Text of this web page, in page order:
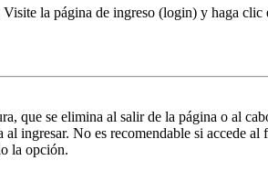
Visite la página de ingreso (login) y haga clic
que se elimina al salir de la página o al
ingresar. No es recomendable si accede
la opción.